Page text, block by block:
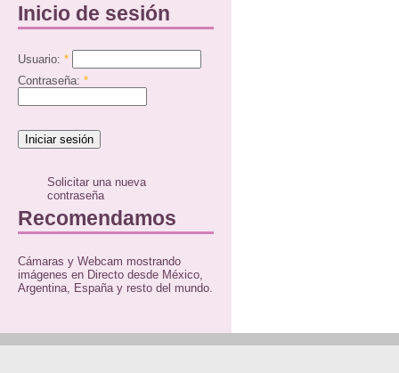
Inicio de sesión
Usuario: *
Contraseña: *
Solicitar una nueva
contraseña
Recomendamos
Cámaras y Webcam mostrando
imágenes en Directo desde México,
Argentina, España y resto del mundo.